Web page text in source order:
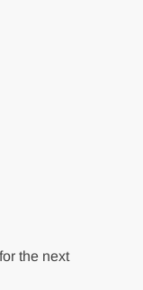
the next